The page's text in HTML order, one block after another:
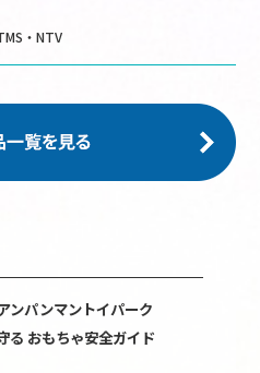
・NTV
ンパンマントイパーク
る おもちゃ安全ガイド